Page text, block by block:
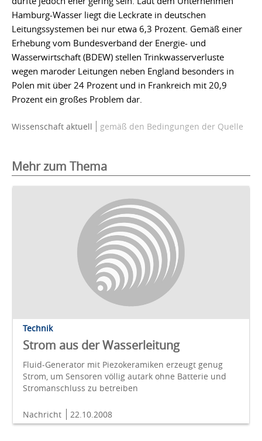
Hamburg-Wasser liegt die Leckrate in deutschen
Leitungssystemen bei nur etwa 6,3 Prozent. Gemäß einer
Erhebung vom Bundesverband der Energie- und
Wasserwirtschaft (BDEW) stellen Trinkwasserverluste
wegen maroder Leitungen neben England besonders in
Polen mit über 24 Prozent und in Frankreich mit 20,9
Prozent ein großes Problem dar.
Wissenschaft aktuell gemäß den Bedingungen der Quelle
Mehr zum Thema
Technik
Strom aus der Wasserleitung
Fluid-Generator mit Piezokeramiken erzeugt genug
Strom, um Sensoren völlig autark ohne Batterie und
Stromanschluss zu betreiben
Nachricht 22.10.2008